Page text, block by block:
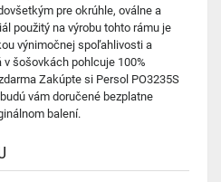
pre okrúhle, oválne a
použitý na výrobu tohto rámu je
výnimočnej spoľahlivosti a
šošovkách pohlcuje 100%
Zakúpte si Persol PO3235S
vám doručené bezplatne
balení.